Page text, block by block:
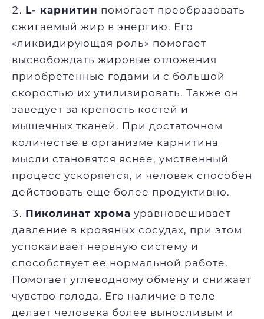
L- карнитин помогает преобразовать
сжигаемый жир в энергию. Его
«ликвидирующая роль» помогает
высвобождать жировые отложения
приобретенные годами и с большой
скоростью их утилизировать. Также он
заведует за крепость костей и
мышечных тканей. При достаточном
количестве в организме карнитина
мысли становятся яснее, умственный
процесс ускоряется, и человек способен
действовать еще более продуктивно.
Пиколинат хрома уравновешивает
давление в кровяных сосудах, при этом
успокаивает нервную систему и
способствует ее нормальной работе.
Помогает углеводному обмену и снижает
чувство голода. Его наличие в теле
делает человека более выносливым и